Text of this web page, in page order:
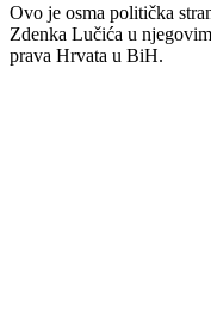
Ovo je osma politička
Zdenka Lučića u
prava Hrvata u BiH.